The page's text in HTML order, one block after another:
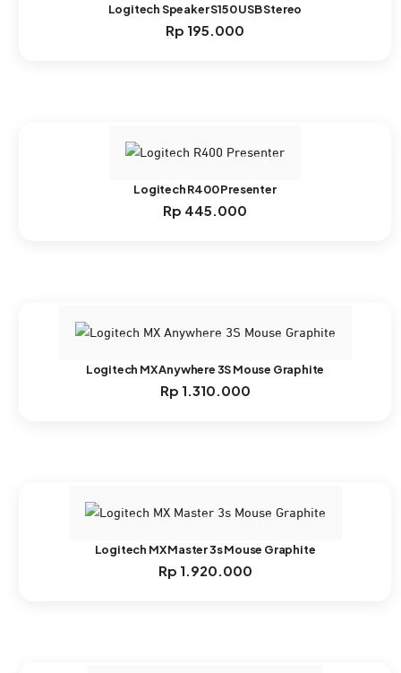
Logitech Speaker S150 USB Stereo
Rp 195.000
Logitech R400 Presenter
Rp 445.000
Logitech MX Anywhere 3S Mouse Graphite
Rp 1.310.000
Logitech MX Master 3s Mouse Graphite
Rp 1.920.000